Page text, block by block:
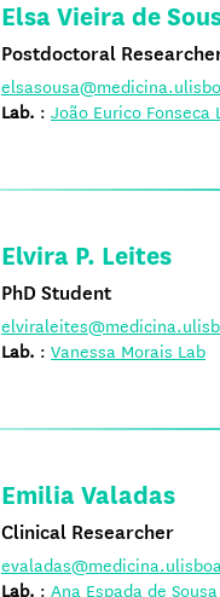
Elsa Vieira de
Postdoctoral
Lab. : João Eurico Fonseca
Elvira P. Leites
PhD Student
Lab. : Vanessa Morais Lab
Emilia Valadas
Clinical Researcher
Lab. : Ana Espada de